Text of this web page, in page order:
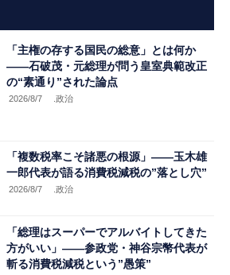
「主権の存する国民の総意」とは何か
――石破茂・元総理が問う皇室典範改正
の“素通り”された論点
2026/8/7 .政治
「複数税率こそ諸悪の根源」――玉木雄
一郎代表が語る消費税減税の”落とし穴”
2026/8/7 .政治
「総理はスーパーでアルバイトしてきた
方がいい」――参政党・神谷宗幣代表が
斬る消費税減税という”愚策”